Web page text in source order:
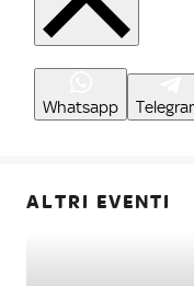
Whatsapp
ALTRI EVENTI